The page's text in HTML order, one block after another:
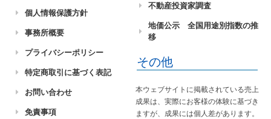
個人情報保護方針
事務所概要
プライバシーポリシー
特定商取引に基づく表記
お問い合わせ
免責事項
不動産投資家調査
地価公示 全国用途別指数の推
移
その他
本ウェブサイトに掲載されている売上
成果は、実際にお客様の体験に基づき
ますが、成果には個人差があります。